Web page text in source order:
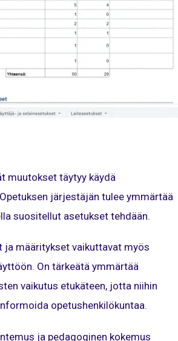
muutokset täytyy käydä
järjestäjän tulee ymmärtää
suositellut asetukset tehdään.
ja määritykset vaikuttavat myös
On tärkeätä ymmärtää
vaikutus etukäteen, jotta niihin
opetushenkilökuntaa.
ja pedagoginen kokemus